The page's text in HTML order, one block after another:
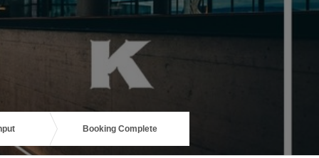
Booking Complete